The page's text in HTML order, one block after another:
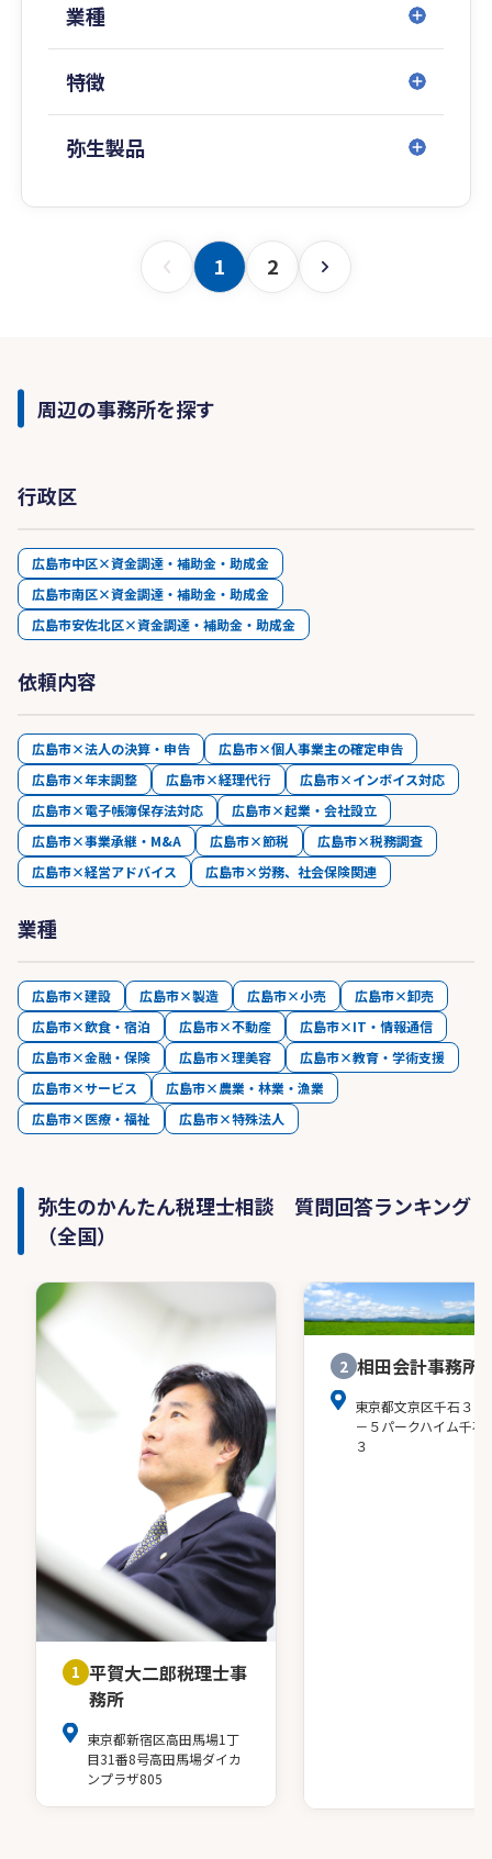
業種
特徴
弥生製品
1 2
周辺の事務所を探す
行政区
広島市中区×資金調達・補助金・助成金
広島市南区×資金調達・補助金・助成金
広島市安佐北区×資金調達・補助金・助成金
依頼内容
広島市×法人の決算・申告
広島市×個人事業主の確定申告
広島市×年末調整
広島市×経理代行
広島市×インボイス対応
広島市×電子帳簿保存法対応
広島市×起業・会社設立
広島市×事業承継・M&A
広島市×節税
広島市×税務調査
広島市×経営アドバイス
広島市×労務、社会保険関連
業種
広島市×建設 広島市×製造 広島市×小売
広島市×卸売
広島市×飲食・宿泊
広島市×不動産
広島市×IT・情報通信
広島市×金融・保険
広島市×理美容
広島市×教育・学術支援
広島市×サービス
広島市×農業・林業・漁業
広島市×医療・福祉
広島市×特殊法人
弥生のかんたん税理士相談 質問回答ランキング
（全国）
1 平賀大二郎税理士事
務所
東京都新宿区高田馬場1丁
目31番8号高田馬場ダイカ
ンプラザ805
2 相田会計事務所
東京都文京区千石３－
－５パークハイム千石
３